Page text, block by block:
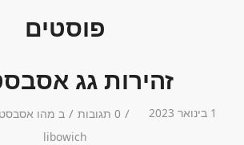
פוסטים
זהירות גג
1 בינואר 2023 / 0 תגובות / ב מהו אסבסט
libowich